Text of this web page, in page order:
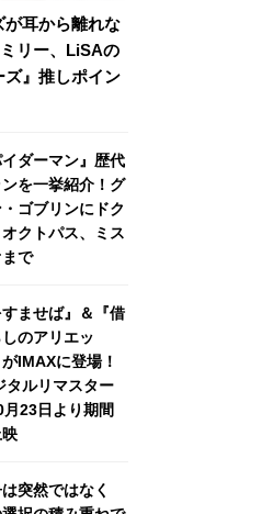
が耳から離れな
リー、LiSAの
ズ』推しポイン
イダーマン』歴代
を一挙紹介！グ
・ゴブリンにドク
クトパス、ミス
で
すませば』＆『借
しのアリエッ
IMAXに登場！
タルリマスター
月23日より期間
は突然ではなく